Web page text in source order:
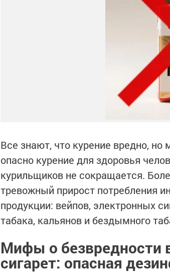
Все знают, что курение вредно, но
опасно курение для здоровья
курильщиков не сокращается.
тревожный прирост потребления
продукции: вейпов, электронных
табака, кальянов и бездымного
Мифы о безвредности
сигарет: опасная